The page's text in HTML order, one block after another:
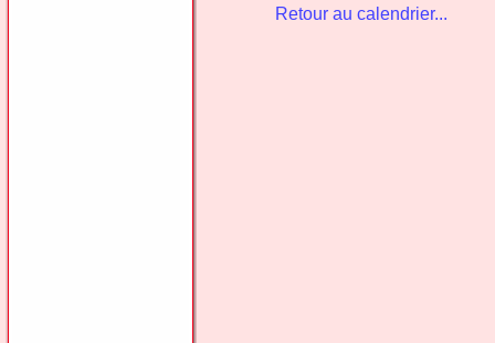
Retour au calendrier...